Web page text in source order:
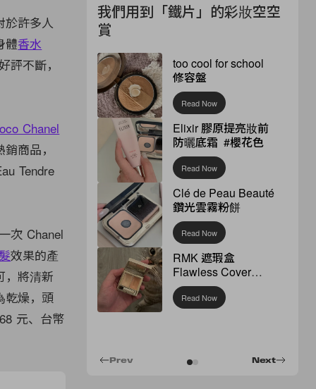
於許多人
體香水
不斷，
Chanel
商品，
Tendre
次 Chanel
效果的產
，將清新
乾燥，頭
元、台幣
我們用到「鐵片」的彩妝空空
賞
too cool for school
修容盤
Read Now
Elixir 膠原提亮妝前
防曬底霜 #櫻花色
Read Now
Clé de Peau Beauté
鑽光雲霧粉餅
Read Now
RMK 遮瑕盒
Flawless Cover
Concealer
Read Now
Next
Prev